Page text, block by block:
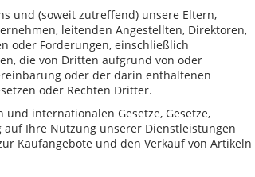
und (soweit zutreffend) unsere Eltern,
leitenden Angestellten, Direktoren,
oder Forderungen, einschließlich
die von Dritten aufgrund von oder
oder der darin enthaltenen
oder Rechten Dritter.
internationalen Gesetze, Gesetze,
Ihre Nutzung unserer Dienstleistungen
Kaufangebote und den Verkauf von Artikeln